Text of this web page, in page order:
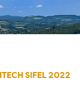
SIFEL 2022